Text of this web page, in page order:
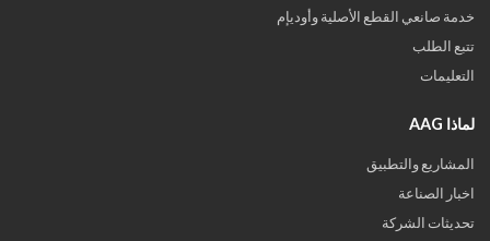
خدمة صانعي القطع الأصلية وأوديإم
تتبع الطلب
التعليمات
لماذا AAG
المشاريع والتطبيق
اخبار الصناعة
تحديثات الشركة